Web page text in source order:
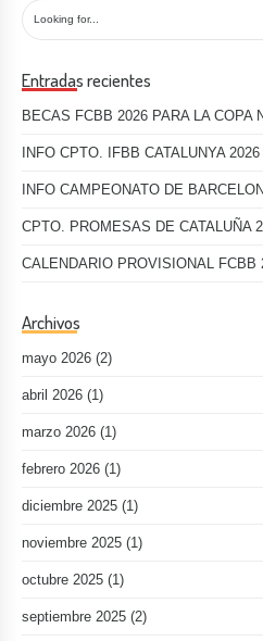
Entradas recientes
BECAS FCBB 2026 PARA LA COPA
INFO CPTO. IFBB CATALUNYA 2026
INFO CAMPEONATO DE
CPTO. PROMESAS DE CATALUÑA
CALENDARIO PROVISIONAL FCBB
Archivos
mayo 2026 (2)
abril 2026 (1)
marzo 2026 (1)
febrero 2026 (1)
diciembre 2025 (1)
noviembre 2025 (1)
octubre 2025 (1)
septiembre 2025 (2)